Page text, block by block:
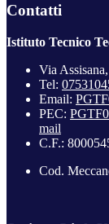
Contatti
Istituto Tecnico
Via
Tel:
Email:
PEC:
mail
C.F.:
Cod.